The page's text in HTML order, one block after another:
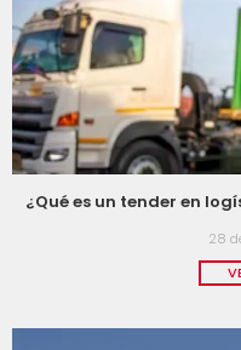
¿Qué es un tender en
28